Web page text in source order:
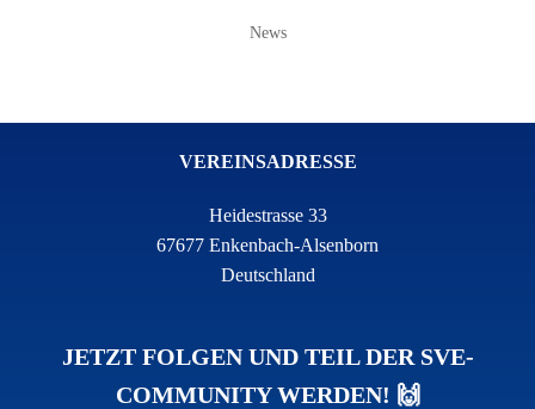
News
VEREINSADRESSE
Heidestrasse 33
67677 Enkenbach-Alsenborn
Deutschland
JETZT FOLGEN UND TEIL DER SVE-
COMMUNITY WERDEN! 🙌